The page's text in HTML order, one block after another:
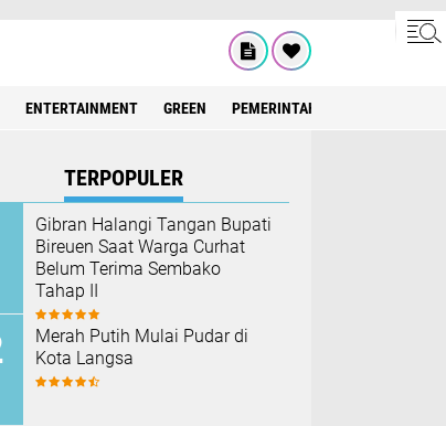
ENTERTAINMENT GREEN PEMERINTAH ACEH
TERPOPULER
Gibran Halangi Tangan Bupati
Bireuen Saat Warga Curhat
Belum Terima Sembako
Tahap II
Merah Putih Mulai Pudar di
Kota Langsa